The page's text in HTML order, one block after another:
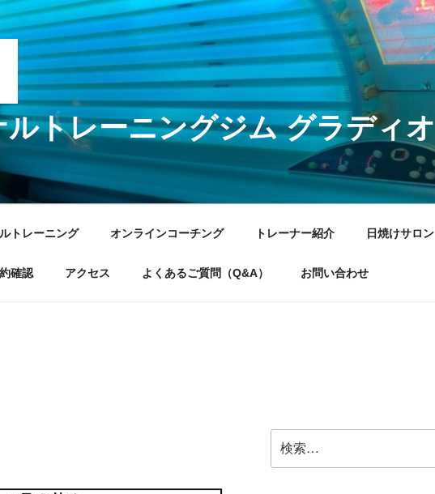
トレーニングジム グラディオ
トレーニング オンラインコーチング トレーナー紹介 日焼けサロン
確認 アクセス よくあるご質問（Q&A） お問い合わせ
索: